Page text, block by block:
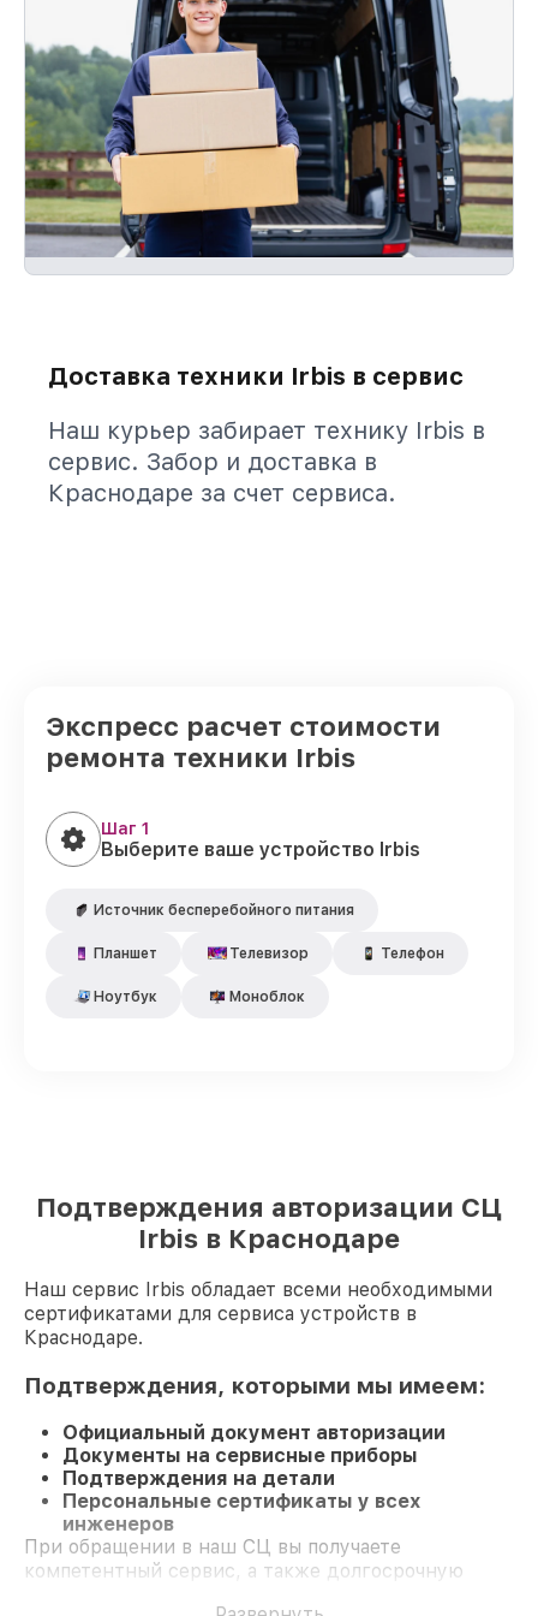
Доставка техники Irbis в сервис
Наш курьер забирает технику Irbis в
сервис. Забор и доставка в
Краснодаре за счет сервиса.
Экспресс расчет стоимости
ремонта техники Irbis
Шаг 1
Выберите ваше устройство Irbis
Источник бесперебойного питания
Планшет Телевизор Телефон
Ноутбук Моноблок
Подтверждения авторизации СЦ
Irbis в Краснодаре
Наш сервис Irbis обладает всеми необходимыми
сертификатами для сервиса устройств в
Краснодаре.
Подтверждения, которыми мы имеем:
Официальный документ авторизации
Документы на сервисные приборы
Подтверждения на детали
Персональные сертификаты у всех
инженеров
При обращении в наш СЦ вы получаете
компетентный сервис, а также долгосрочную